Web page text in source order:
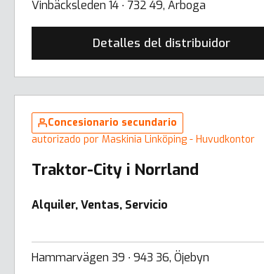
Vinbäcksleden 14 ∙ 732 49, Arboga
Detalles del distribuidor
Concesionario secundario
autorizado por Maskinia Linköping - Huvudkontor
Traktor-City i Norrland
Alquiler, Ventas, Servicio
Hammarvägen 39 ∙ 943 36, Öjebyn